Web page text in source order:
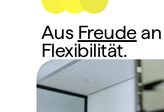
Aus Freude an
Flexibilität.